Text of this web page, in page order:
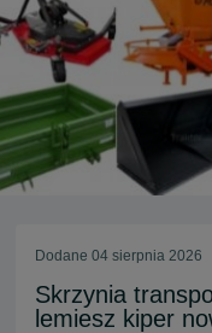
Dodane 04 sierpnia 2026
Skrzynia
lemiesz kiper